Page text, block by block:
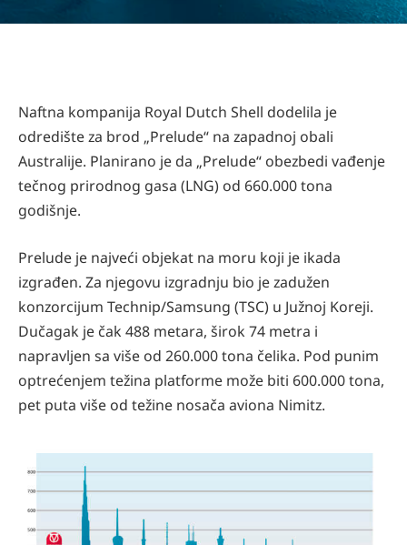
Naftna kompanija Royal Dutch Shell dodelila je
odredište za brod „Prelude“ na zapadnoj obali
Australije. Planirano je da „Prelude“ obezbedi vađenje
tečnog prirodnog gasa (LNG) od 660.000 tona
godišnje.
Prelude je najveći objekat na moru koji je ikada
izgrađen. Za njegovu izgradnju bio je zadužen
konzorcijum Technip/Samsung (TSC) u Južnoj Koreji.
Dučagak je čak 488 metara, širok 74 metra i
napravljen sa više od 260.000 tona čelika. Pod punim
optrećenjem težina platforme može biti 600.000 tona,
pet puta više od težine nosača aviona Nimitz.